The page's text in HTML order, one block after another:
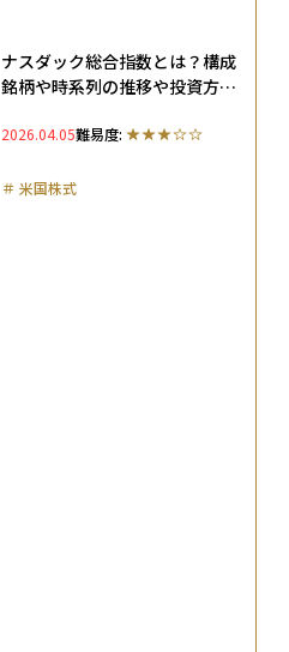
ナスダック総合指数とは？構成
銘柄や時系列の推移や投資方法
2026.04.05難易度:
＃ 米国株式